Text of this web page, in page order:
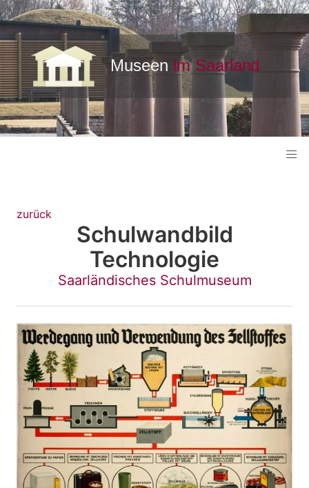
zurück
Schulwandbild
Technologie
Saarländisches Schulmuseum